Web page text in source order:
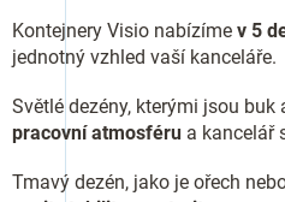
Kontejnery Visio nabízíme v 5
jednotný vzhled vaší kanceláře.
Světlé dezény, kterými jsou buk
pracovní atmosféru a kancelář
Tmavý dezén, jako je ořech